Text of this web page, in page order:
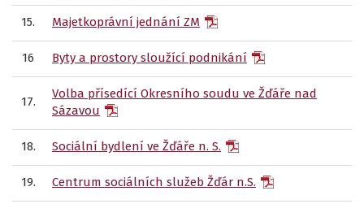
15. Majetkoprávní jednání ZM
16 Byty a prostory sloužící podnikání
17.
Volba přísedící Okresního soudu ve Žďáře nad
Sázavou
18. Sociální bydlení ve Žďáře n. S.
19. Centrum sociálních služeb Žďár n.S.